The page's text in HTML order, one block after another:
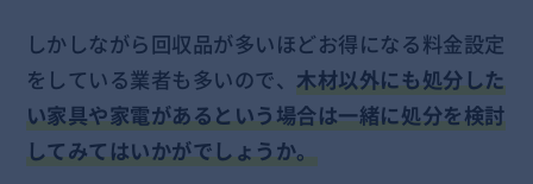
しかしながら回収品が多いほどお得になる料金設定
をしている業者も多いので、木材以外にも処分した
い家具や家電があるという場合は一緒に処分を検討
してみてはいかがでしょうか。